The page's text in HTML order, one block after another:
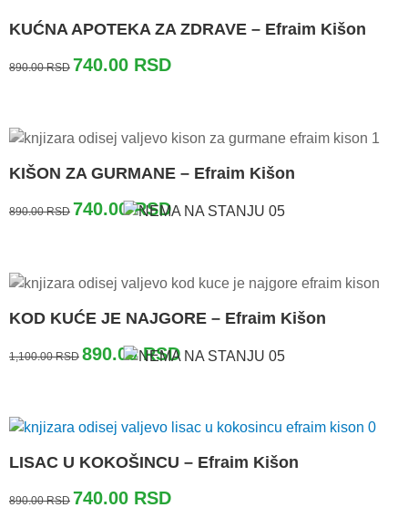
KUĆNA APOTEKA ZA ZDRAVE – Efraim Kišon
890.00RSD
Originalna
cena
740.00 RSD
KIŠON ZA GURMANE – Efraim Kišon
890.00RSD
Originalna
cena
740.00RSD Trenutna
cena
KOD KUĆE JE NAJGORE – Efraim Kišon
1,100.00RSD
Originalna
cena
890.00RSD Trenutna
cena
LISAC U KOKOŠINCU – Efraim Kišon
890.00RSD
Originalna
cena
740.00 RSD